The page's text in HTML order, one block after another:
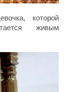
которой
живым